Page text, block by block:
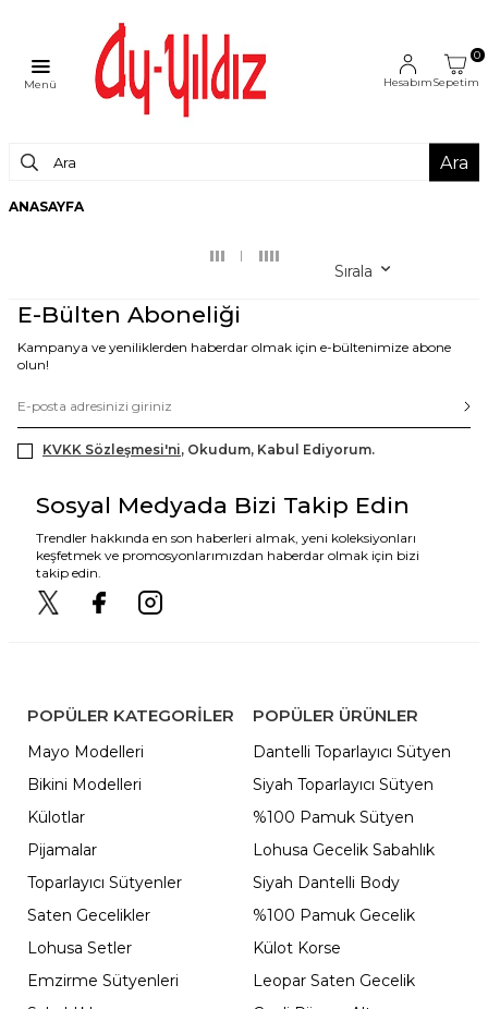
Menü Hesabım
0
Sepetim
Ara
ANASAYFA
Sırala
E-Bülten Aboneliği
Kampanya ve yeniliklerden haberdar olmak için e-bültenimize abone
olun!
KVKK Sözleşmesi'ni, Okudum, Kabul Ediyorum.
Sosyal Medyada Bizi Takip Edin
Trendler hakkında en son haberleri almak, yeni koleksiyonları
keşfetmek ve promosyonlarımızdan haberdar olmak için bizi
takip edin.
POPÜLER KATEGORILER
Mayo Modelleri
Bikini Modelleri
Külotlar
Pijamalar
Toparlayıcı Sütyenler
Saten Gecelikler
Lohusa Setler
Emzirme Sütyenleri
POPÜLER ÜRÜNLER
Dantelli Toparlayıcı Sütyen
Siyah Toparlayıcı Sütyen
%100 Pamuk Sütyen
Lohusa Gecelik Sabahlık
Siyah Dantelli Body
%100 Pamuk Gecelik
Külot Korse
Leopar Saten Gecelik